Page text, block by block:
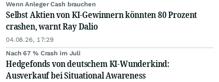
Wenn Anleger Cash brauchen
Selbst Aktien von KI-Gewinnern könnten 80 Prozent
crashen, warnt Ray Dalio
04.08.26, 17:29
Nach 67 % Crash im Juli
Hedgefonds von deutschem KI-Wunderkind:
Ausverkauf bei Situational Awareness